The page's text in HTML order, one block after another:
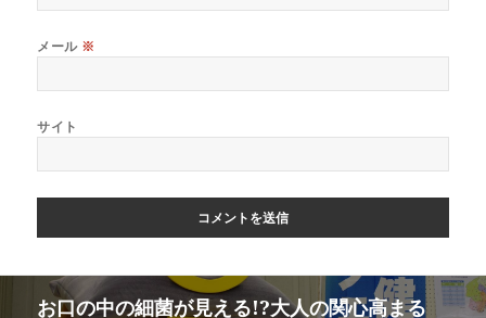
メール ※
サイト
お口の中の細菌が見える!?大人の関心高まる